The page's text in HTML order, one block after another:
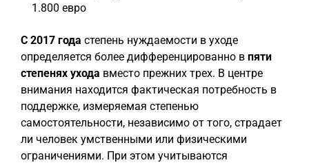
1.800 евро
С 2017 года степень нуждаемости в уходе
определяется более дифференцированно в пяти
степенях ухода вместо прежних трех. В центре
внимания находится фактическая потребность в
поддержке, измеряемая степенью
самостоятельности, независимо от того, страдает
ли человек умственными или физическими
ограничениями. При этом учитываются